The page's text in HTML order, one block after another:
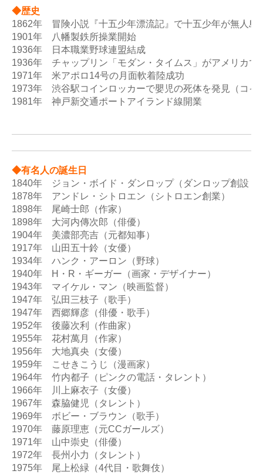
◆歴史
1862年　冒険小説『十五少年漂流記』で十五少年が無人島
1901年　八幡製鉄所操業開始
1936年　日本職業野球連盟結成
1936年　チャップリン「モダン・タイムス」がアメリカで
1971年　米アポロ14号の月面軟着陸成功
1973年　渋谷駅コインロッカーで嬰児の死体を発見（コイ
1981年　神戸新交通ポートアイランド線開業
◆有名人の誕生日
1840年　ジョン・ボイド・ダンロップ（ダンロップ創設・
1878年　アンドレ・シトロエン（シトロエン創業）
1898年　尾崎士郎（作家）
1898年　大河内傳次郎（俳優）
1904年　美濃部亮吉（元都知事）
1917年　山田五十鈴（女優）
1934年　ハンク・アーロン（野球）
1940年　H・R・ギーガー（画家・デザイナー）
1943年　マイケル・マン（映画監督）
1947年　弘田三枝子（歌手）
1947年　西郷輝彦（俳優・歌手）
1952年　後藤次利（作曲家）
1955年　花村萬月（作家）
1956年　大地真央（女優）
1959年　こせきこうじ（漫画家）
1964年　竹内都子（ピンクの電話・タレント）
1966年　川上麻衣子（女優）
1967年　森脇健児（タレント）
1969年　ボビー・ブラウン（歌手）
1970年　藤原理恵（元CCガールズ）
1971年　山中崇史（俳優）
1972年　長州小力（タレント）
1975年　尾上松緑（4代目・歌舞伎）